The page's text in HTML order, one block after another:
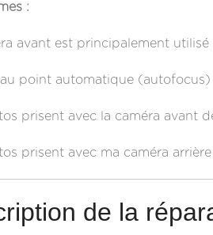
:
avant est principalement
au point automatique
prisent avec la caméra avant
prisent avec ma caméra
de la